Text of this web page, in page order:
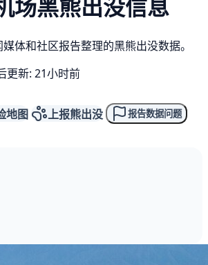
场黑熊出没信息
体和社区报告整理的黑熊出没数据。
更新: 21小时前
地图 上报熊出没 报告数据问题